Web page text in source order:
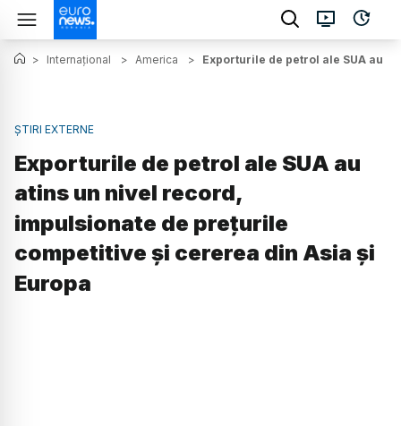
> Internațional > America > Exporturile de petrol ale SUA au
ȘTIRI EXTERNE
Exporturile de petrol ale SUA au
atins un nivel record,
impulsionate de prețurile
competitive și cererea din Asia și
Europa